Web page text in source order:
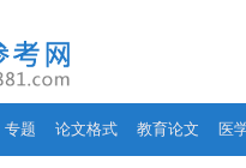
专题 论文格式 教育论文 医